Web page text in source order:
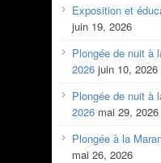
Exposition et
juin 19, 2026
Plongée de nuit à
2026 juin 10, 2026
Plongée de nuit à
2026 mai 29, 2026
Plongée à la
mai 26, 2026